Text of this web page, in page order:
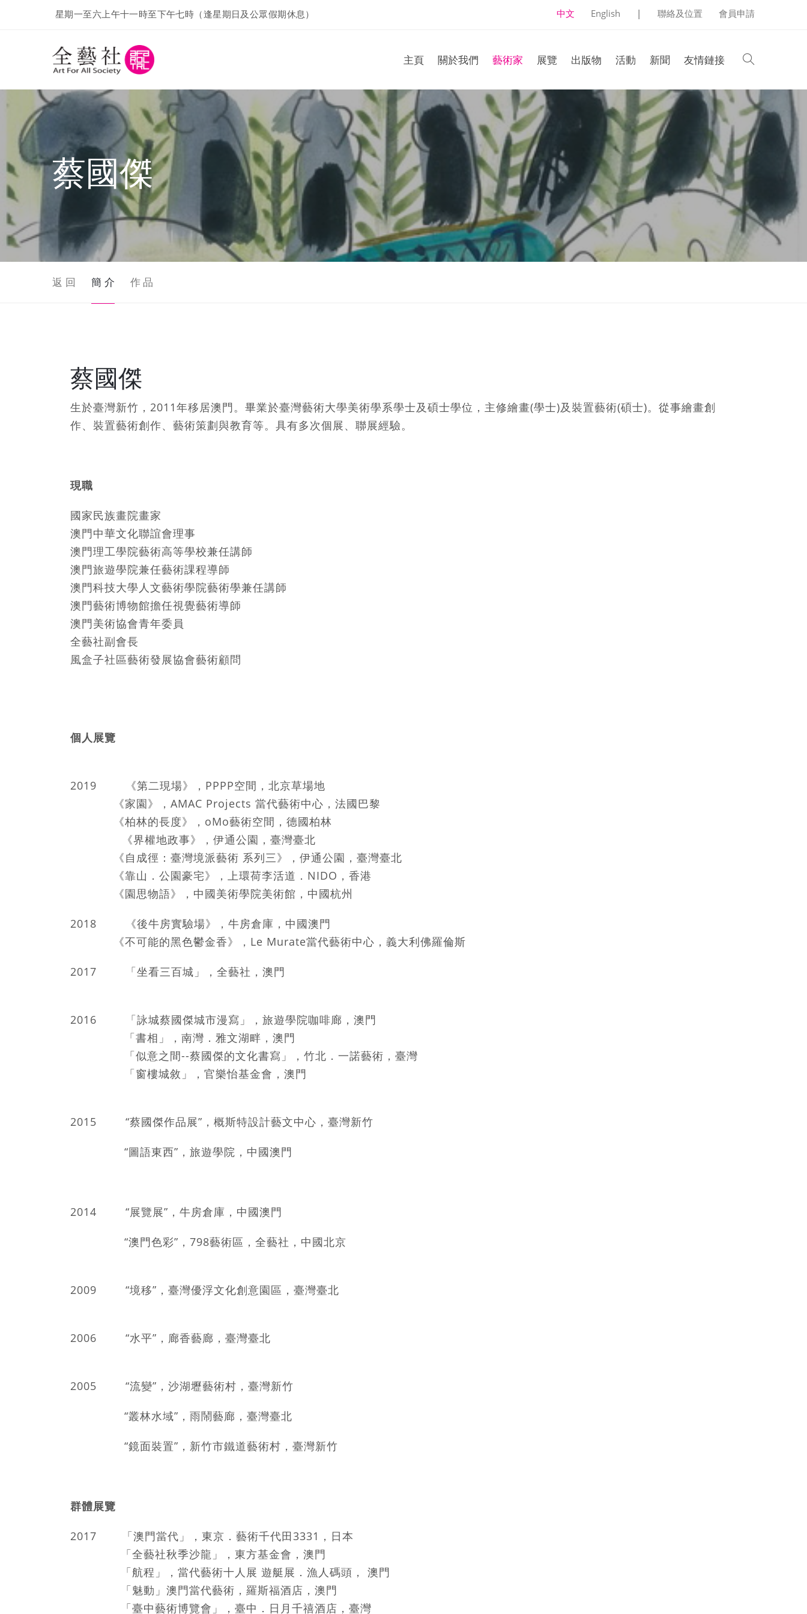
星期一至六上午十一時至下午七時（逢星期日及公眾假期休息） 中文 English | 聯絡及位置 會員申請
主頁 關於我們 藝術家 展覽 出版物 活動 新聞 友情鏈接
蔡國傑
返 回 簡 介 作 品
蔡國傑
生於臺灣新竹，2011年移居澳門。畢業於臺灣藝術大學美術學系學士及碩士學位，主修繪畫(學士)及裝置藝術(碩士)。從事繪畫創
作、裝置藝術創作、藝術策劃與教育等。具有多次個展、聯展經驗。
現職
國家民族畫院畫家
澳門中華文化聯誼會理事
澳門理工學院藝術高等學校兼任講師
澳門旅遊學院兼任藝術課程導師
澳門科技大學人文藝術學院藝術學兼任講師
澳門藝術博物館擔任視覺藝術導師
澳門美術協會青年委員
全藝社副會長
風盒子社區藝術發展協會藝術顧問
個人展覽
2019 《第二現場》，PPPP空間，北京草場地
《家園》，AMAC Projects 當代藝術中心，法國巴黎
《柏林的長度》，oMo藝術空間，德國柏林
《界權地政事》，伊通公園，臺灣臺北
《自成徑：臺灣境派藝術 系列三》，伊通公園，臺灣臺北
《靠山．公園豪宅》，上環荷李活道．NIDO，香港
《園思物語》，中國美術學院美術館，中國杭州
2018 《後牛房實驗場》，牛房倉庫，中國澳門
《不可能的黑色鬱金香》，Le Murate當代藝術中心，義大利佛羅倫斯
2017 「坐看三百城」，全藝社，澳門
2016 「詠城蔡國傑城市漫寫」，旅遊學院咖啡廊，澳門
「書相」，南灣．雅文湖畔，澳門
「似意之間--蔡國傑的文化書寫」，竹北．一諾藝術，臺灣
「窗樓城敘」，官樂怡基金會，澳門
2015 “蔡國傑作品展”，概斯特設計藝文中心，臺灣新竹
“圖語東西”，旅遊學院，中國澳門
2014 “展覽展”，牛房倉庫，中國澳門
“澳門色彩”，798藝術區，全藝社，中國北京
2009 “境移”，臺灣優浮文化創意園區，臺灣臺北
2006 “水平”，廊香藝廊，臺灣臺北
2005 “流變”，沙湖壢藝術村，臺灣新竹
“叢林水域”，雨鬧藝廊，臺灣臺北
“鏡面裝置”，新竹市鐵道藝術村，臺灣新竹
群體展覽
2017 「澳門當代」，東京．藝術千代田3331，日本
「全藝社秋季沙龍」，東方基金會，澳門
「航程」，當代藝術十人展 遊艇展．漁人碼頭， 澳門
「魅動」澳門當代藝術，羅斯福酒店，澳門
「臺中藝術博覽會」，臺中．日月千禧酒店，臺灣